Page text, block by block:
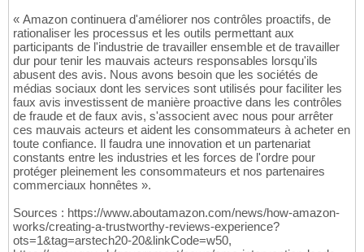
« Amazon continuera d'améliorer nos contrôles proactifs, de
rationaliser les processus et les outils permettant aux
participants de l'industrie de travailler ensemble et de travailler
dur pour tenir les mauvais acteurs responsables lorsqu'ils
abusent des avis. Nous avons besoin que les sociétés de
médias sociaux dont les services sont utilisés pour faciliter les
faux avis investissent de manière proactive dans les contrôles
de fraude et de faux avis, s'associent avec nous pour arrêter
ces mauvais acteurs et aident les consommateurs à acheter en
toute confiance. Il faudra une innovation et un partenariat
constants entre les industries et les forces de l'ordre pour
protéger pleinement les consommateurs et nos partenaires
commerciaux honnêtes ».
Sources : https://www.aboutamazon.com/news/how-amazon-
works/creating-a-trustworthy-reviews-experience?
ots=1&tag=arstech20-20&linkCode=w50,